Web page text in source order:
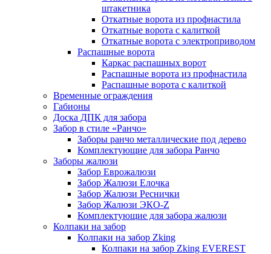
штакетника
Откатные ворота из профнастила
Откатные ворота с калиткой
Откатные ворота с электроприводом
Распашные ворота
Каркас распашных ворот
Распашные ворота из профнастила
Распашные ворота с калиткой
Временные ограждения
Габионы
Доска ДПК для забора
Забор в стиле «Ранчо»
Заборы ранчо металлические под дерево
Комплектующие для забора Ранчо
Заборы жалюзи
Забор Еврожалюзи
Забор Жалюзи Елочка
Забор Жалюзи Реснички
Забор Жалюзи ЭКО-Z
Комплектующие для забора жалюзи
Колпаки на забор
Колпаки на забор Zking
Колпаки на забор Zking EVEREST